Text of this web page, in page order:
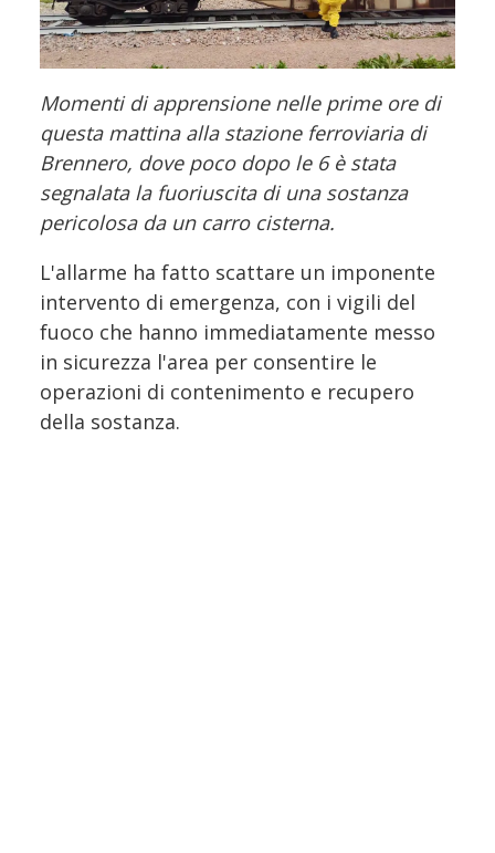
Momenti di apprensione nelle prime ore di
questa mattina alla stazione ferroviaria di
Brennero, dove poco dopo le 6 è stata
segnalata la fuoriuscita di una sostanza
pericolosa da un carro cisterna.
L'allarme ha fatto scattare un imponente
intervento di emergenza, con i vigili del
fuoco che hanno immediatamente messo
in sicurezza l'area per consentire le
operazioni di contenimento e recupero
della sostanza.